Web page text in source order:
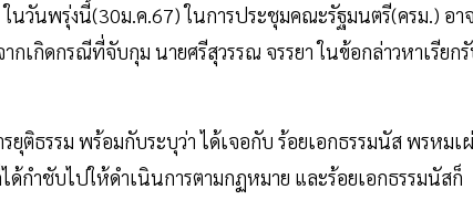
ในวันพรุ่งนี้(30ม.ค.67) ในการประชุมคณะรัฐมนตรี(ครม.) อาจ
กิดกรณีที่จับกุม นายศรีสุวรรณ จรรยา ในข้อกล่าวหาเรียก
ติธรรม พร้อมกับระบุว่า ได้เจอกับ ร้อยเอกธรรมนัส พรหมเ
ด้กำชับไปให้ดำเนินการตามกฏหมาย และร้อยเอกธรรมนัสก็